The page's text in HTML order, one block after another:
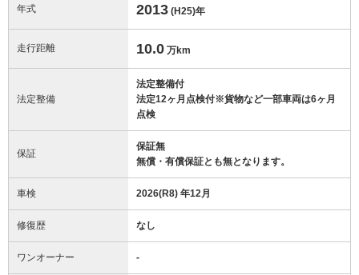
年式 2013 (H25)年
走行距離 10.0 万km
法定整備
法定整備付
法定12ヶ月点検付※貨物など一部車両は6ヶ月
点検
保証
保証無
無償・有償保証とも無となります。
車検 2026(R8) 年12月
修復歴 なし
ワンオーナー -